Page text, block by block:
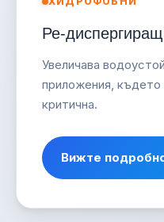
Ре-
Увеличава
приложения, където
критична.
Вижте